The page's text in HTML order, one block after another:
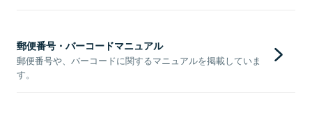
郵便番号・バーコードマニュアル
郵便番号や、バーコードに関するマニュアルを掲載していま
す。